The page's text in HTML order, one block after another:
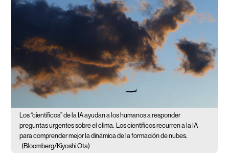
Los “científicos” de la IA ayudan a los humanos a responder
preguntas urgentes sobre el clima.
Los científicos recurren a la IA
para comprender mejor la dinámica de la formación de nubes.
(Bloomberg/Kiyoshi Ota)